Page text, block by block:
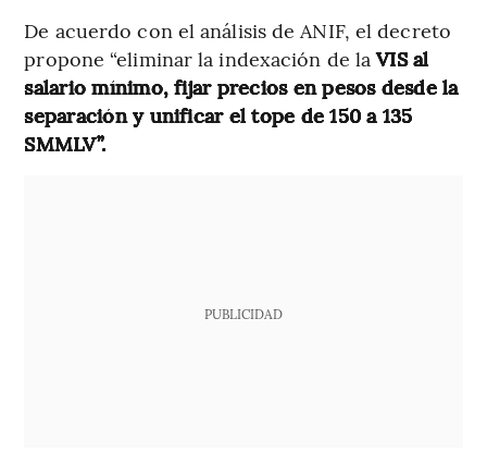
De acuerdo con el análisis de ANIF, el decreto
propone “eliminar la indexación de laVIS al
salario mínimo, fijar precios en pesos desde la
separación y unificar el tope de 150 a 135
SMMLV”.
PUBLICIDAD